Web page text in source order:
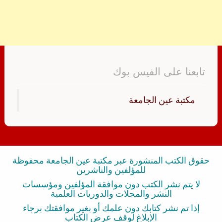
تابعنا على الفيس بوك
‏مكتبة عين الجامعة‏
حقوق الكتب المنشورة عبر مكتبة عين الجامعة محفوظة
للمؤلفين والناشرين
لا يتم نشر الكتب دون موافقة المؤلفين ومؤسسات
النشر والمجلات والدوريات العلمية
إذا تم نشر كتابك دون علمك أو بغير موافقتك برجاء
الإبلاغ لوقف عرض الكتاب